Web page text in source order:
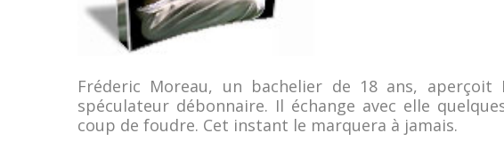
Fréderic Moreau, un bachelier de 18 ans,
spéculateur débonnaire. Il échange avec elle
coup de foudre. Cet instant le marquera à jamais.